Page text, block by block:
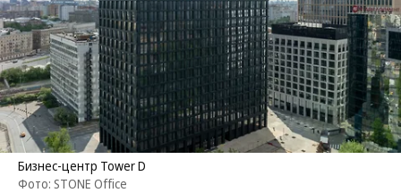
Бизнес-центр Tower D
Фото: STONE Office